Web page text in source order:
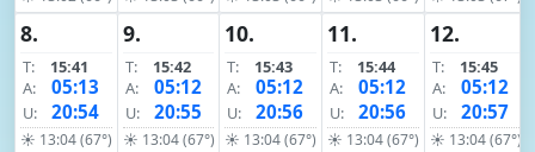
8.
T:
15:41
A:
05:13
U: 20:54
☀ 13:04 (67°)
9.
T:
15:42
A:
05:12
U: 20:55
☀ 13:04 (67°)
10.
T:
15:43
A:
05:12
U: 20:56
☀ 13:04 (67°)
11.
T:
15:44
A:
05:12
U: 20:56
☀ 13:04 (67°)
12.
T:
15:45
A:
05:12
U: 20:57
☀ 13:04 (67°)